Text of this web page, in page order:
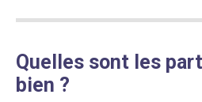
Quelles sont les
bien ?